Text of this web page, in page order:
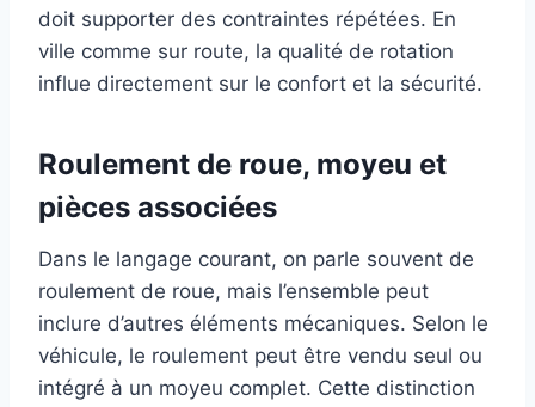
doit supporter des contraintes répétées. En
ville comme sur route, la qualité de rotation
influe directement sur le confort et la sécurité.
Roulement de roue, moyeu et
pièces associées
Dans le langage courant, on parle souvent de
roulement de roue, mais l’ensemble peut
inclure d’autres éléments mécaniques. Selon le
véhicule, le roulement peut être vendu seul ou
intégré à un moyeu complet. Cette distinction